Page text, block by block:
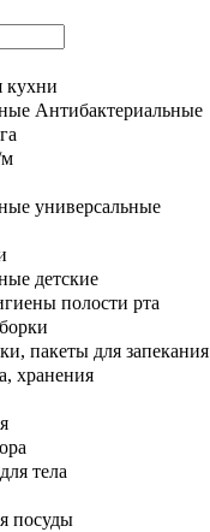
кухни
Антибактериальные
м
универсальные
детские
полости рта
пакеты для запекания
хранения
тела
посуды